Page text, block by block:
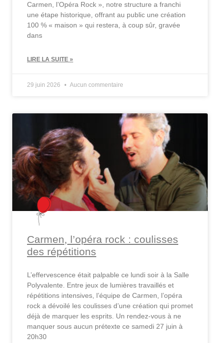
Carmen, l’Opéra Rock », notre structure a franchi
une étape historique, offrant au public une création
100 % « maison » qui restera, à coup sûr, gravée
dans
LIRE LA SUITE »
29 juin 2026 Aucun commentaire
Carmen, l’opéra rock : coulisses
des répétitions
L’effervescence était palpable ce lundi soir à la Salle
Polyvalente. Entre jeux de lumières travaillés et
répétitions intensives, l’équipe de Carmen, l’opéra
rock a dévoilé les coulisses d’une création qui promet
déjà de marquer les esprits. Un rendez-vous à ne
manquer sous aucun prétexte ce samedi 27 juin à
20h30